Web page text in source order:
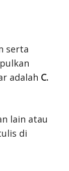
serta
adalah C.
lain atau
di